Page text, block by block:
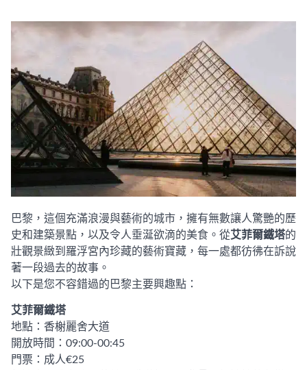
巴黎，這個充滿浪漫與藝術的城市，擁有無數讓人驚艷的歷
史和建築景點，以及令人垂涎欲滴的美食。從艾菲爾鐵塔的
壯觀景緻到羅浮宮內珍藏的藝術寶藏，每一處都彷彿在訴說
著一段過去的故事。
以下是您不容錯過的巴黎主要興趣點：
艾菲爾鐵塔
地點：香榭麗舍大道
開放時間：09:00-00:45
門票：成人€25